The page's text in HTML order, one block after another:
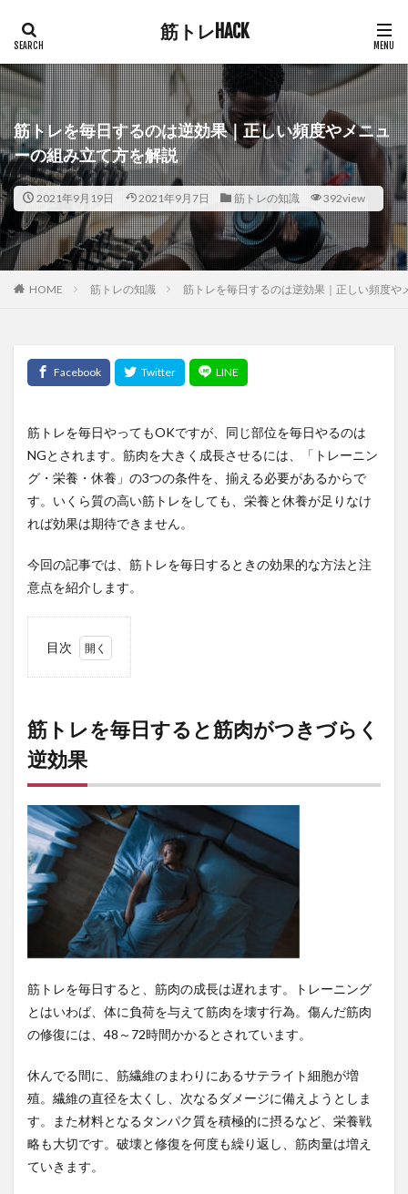
筋トレHACK
筋トレを毎日するのは逆効果｜正しい頻度やメニュ
ーの組み立て方を解説
2021年9月19日 2021年9月7日 筋トレの知識 392view
HOME 筋トレの知識 筋トレを毎日するのは逆効果｜正しい頻度や
筋トレを毎日やってもOKですが、同じ部位を毎日やるのは
NGとされます。筋肉を大きく成長させるには、「トレーニン
グ・栄養・休養」の3つの条件を、揃える必要があるからで
す。いくら質の高い筋トレをしても、栄養と休養が足りなけ
れば効果は期待できません。
今回の記事では、筋トレを毎日するときの効果的な方法と注
意点を紹介します。
目次
毎日
する
と筋
肉が
つき
づら
く逆
効果
2
筋ト
レを
理由
や適
切な
頻度
筋ト
レで
が成
長す
るメ
カニ
筋トレを毎日すると筋肉がつきづらく
逆効果
筋トレを毎日すると、筋肉の成長は遅れます。トレーニング
とはいわば、体に負荷を与えて筋肉を壊す行為。傷んだ筋肉
の修復には、48～72時間かかるとされています。
休んでる間に、筋繊維のまわりにあるサテライト細胞が増
殖。繊維の直径を太くし、次なるダメージに備えようとしま
す。また材料となるタンパク質を積極的に摂るなど、栄養戦
略も大切です。破壊と修復を何度も繰り返し、筋肉量は増え
ていきます。